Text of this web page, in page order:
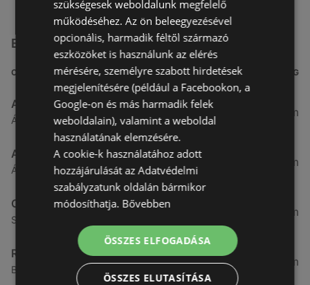
Egyéb Szupermarketek üzletek a közelben
CÍM TÁVOLSÁG
Aldi
Ágfalvi út 4/A., 9400 Sopron
3,26 km
ALDI
Ágfalvi út 4/a, 9400 Sopron
3,26 km
CBA
Somfalvi u. 14., 9400 Sopron
3,31 km
Reál
Besenyő u. 16., 9400 Sopron
3,32 km
szükségesek weboldalunk megfelelő
működéséhez. Az ön beleegyezésével
opcionális, harmadik féltől származó
eszközöket is használunk az elérés
mérésére, személyre szabott hirdetések
megjelenítésére (például a Facebookon, a
Google-on és más harmadik felek
weboldalain), valamint a weboldal
használatának elemzésére.
A cookie-k használatához adott
hozzájárulását az Adatvédelmi
szabályzatunk oldalán bármikor
módosíthatja. Bővebben
ÖSSZES ELFOGADÁSA
ÖSSZES ELUTASÍTÁSA